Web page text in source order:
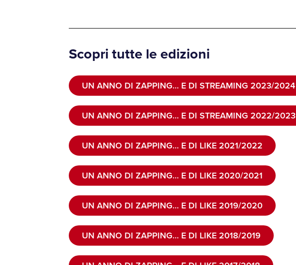
Scopri tutte le edizioni
UN ANNO DI ZAPPING… E DI STREAMING 2023/2024
UN ANNO DI ZAPPING… E DI STREAMING 2022/2023
UN ANNO DI ZAPPING… E DI LIKE 2021/2022
UN ANNO DI ZAPPING… E DI LIKE 2020/2021
UN ANNO DI ZAPPING… E DI LIKE 2019/2020
UN ANNO DI ZAPPING… E DI LIKE 2018/2019